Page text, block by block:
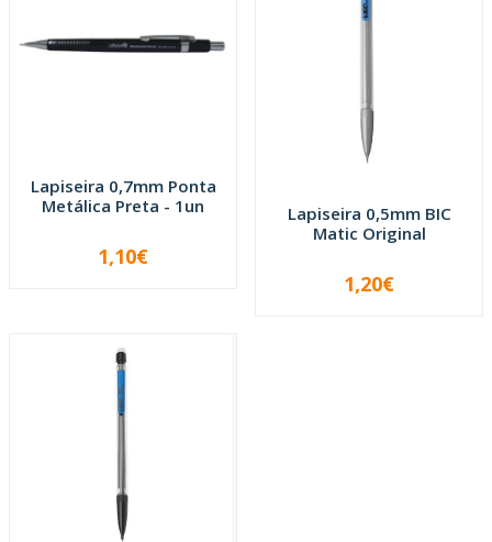
Lapiseira 0,7mm Ponta
Metálica Preta - 1un
+
1,10€
Lapiseira 0,5mm BIC
Matic Original
+
1,20€